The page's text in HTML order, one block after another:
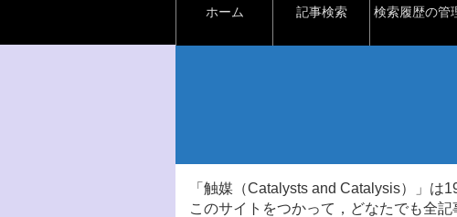
ホーム 記事検索 検索履歴の管
「触媒（Catalysts and Catalysis）」は
このサイトをつかって，どなたでも全